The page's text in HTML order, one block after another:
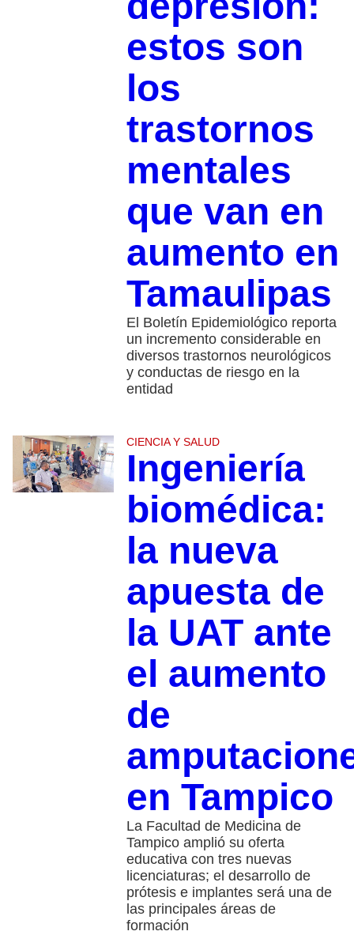
estos son
los
trastornos
mentales
que van en
aumento en
Tamaulipas
El Boletín Epidemiológico reporta
un incremento considerable en
diversos trastornos neurológicos
y conductas de riesgo en la
entidad
CIENCIA Y SALUD
Ingeniería
biomédica:
la nueva
apuesta de
la UAT ante
el aumento
de
en Tampico
La Facultad de Medicina de
Tampico amplió su oferta
educativa con tres nuevas
licenciaturas; el desarrollo de
prótesis e implantes será una de
las principales áreas de
formación